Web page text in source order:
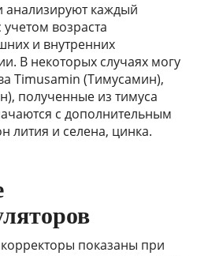
анализируют каждый
возраста
и внутренних
В некоторых случаях могу
Timusamin (Тимусамин),
полученные из тимуса
с дополнительным
лития и селена, цинка.
показаны при